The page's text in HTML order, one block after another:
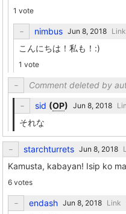
1 vote
nimbus Link
こんにちは！私も！:)
1 vote
Comment deleted by
sid (OP)
それな
starchturrets
Kamusta, kabayan! Isip ko
6 votes
endash Link